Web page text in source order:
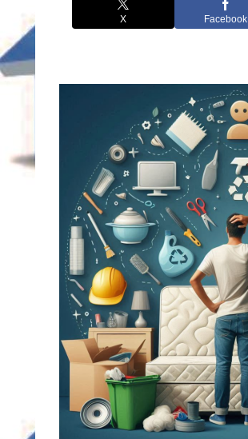
X Facebook